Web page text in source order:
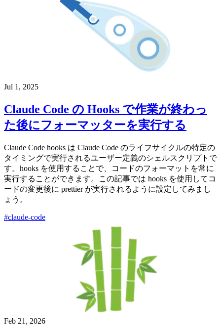
Jul 1, 2025
Claude Code の Hooks で作業が終わっ
た後にフォーマッターを実行する
Claude Code hooks は Claude Code のライフサイクルの特定の
タイミングで実行されるユーザー定義のシェルスクリプトで
す。hooks を使用することで、コードのフォーマットを常に
実行することができます。この記事では hooks を使用してコ
ードの変更後に prettier が実行されるように設定してみまし
ょう。
#claude-code
Feb 21, 2026